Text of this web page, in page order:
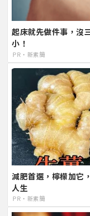
起床就先做件事，沒
小！
PR・新素簡
減肥首選，檸檬加它
人生
PR・新素簡